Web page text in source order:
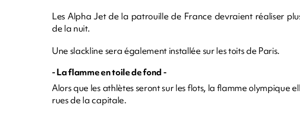
Les Alpha Jet de la patrouille de France devraient réaliser
de la nuit.
Une slackline sera également installée sur les toits de Paris.
- La flamme en toile de fond -
Alors que les athlètes seront sur les flots, la flamme olympique
rues de la capitale.